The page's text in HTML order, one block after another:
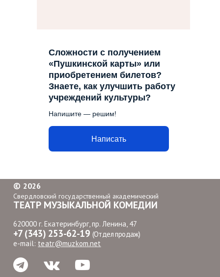
Сложности с получением
«Пушкинской карты» или
приобретением билетов?
Знаете, как улучшить работу
учреждений культуры?
Напишите — решим!
Написать
© 2026
Свердловский государственный академический
ТЕАТР МУЗЫКАЛЬНОЙ КОМЕДИИ
620000 г. Екатеринбург, пр. Ленина, 47
+7 (343) 253-62-19 (Отдел продаж)
e-mail: teatr@muzkom.net